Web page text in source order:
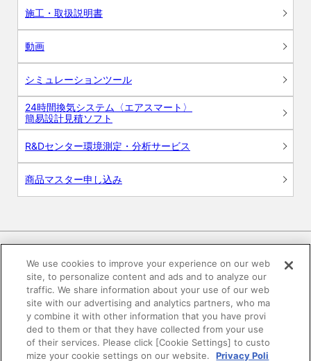
施工・取扱説明書
動画
シミュレーションツール
24時間換気システム〈エアスマート〉
簡易設計見積ソフト
R&Dセンター環境測定・分析サービス
商品マスター申し込み
電子公告 このWEBサイトについて
プライバシーポリシー
SNSコミュニティガイドライン サイトマップ
We use cookies to improve your experience on our web
site, to personalize content and ads and to analyze our
traffic. We share information about your use of our web
site with our advertising and analytics partners, who ma
y combine it with other information that you have provi
ded to them or that they have collected from your use
of their services. Please click [Cookie Settings] to custo
mize your cookie settings on our website.
Privacy Poli